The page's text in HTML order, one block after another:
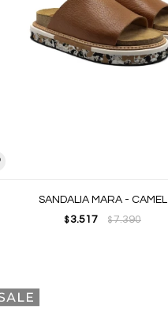
SANDALIA MARA - CAMEL
$3.517 $7.390